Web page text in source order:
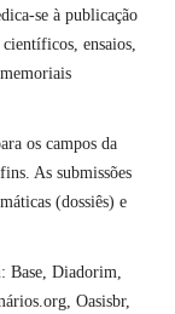
se à publicação
ensaios,
os campos da
As submissões
(dossiês) e
Base, Diadorim,
Oasisbr,